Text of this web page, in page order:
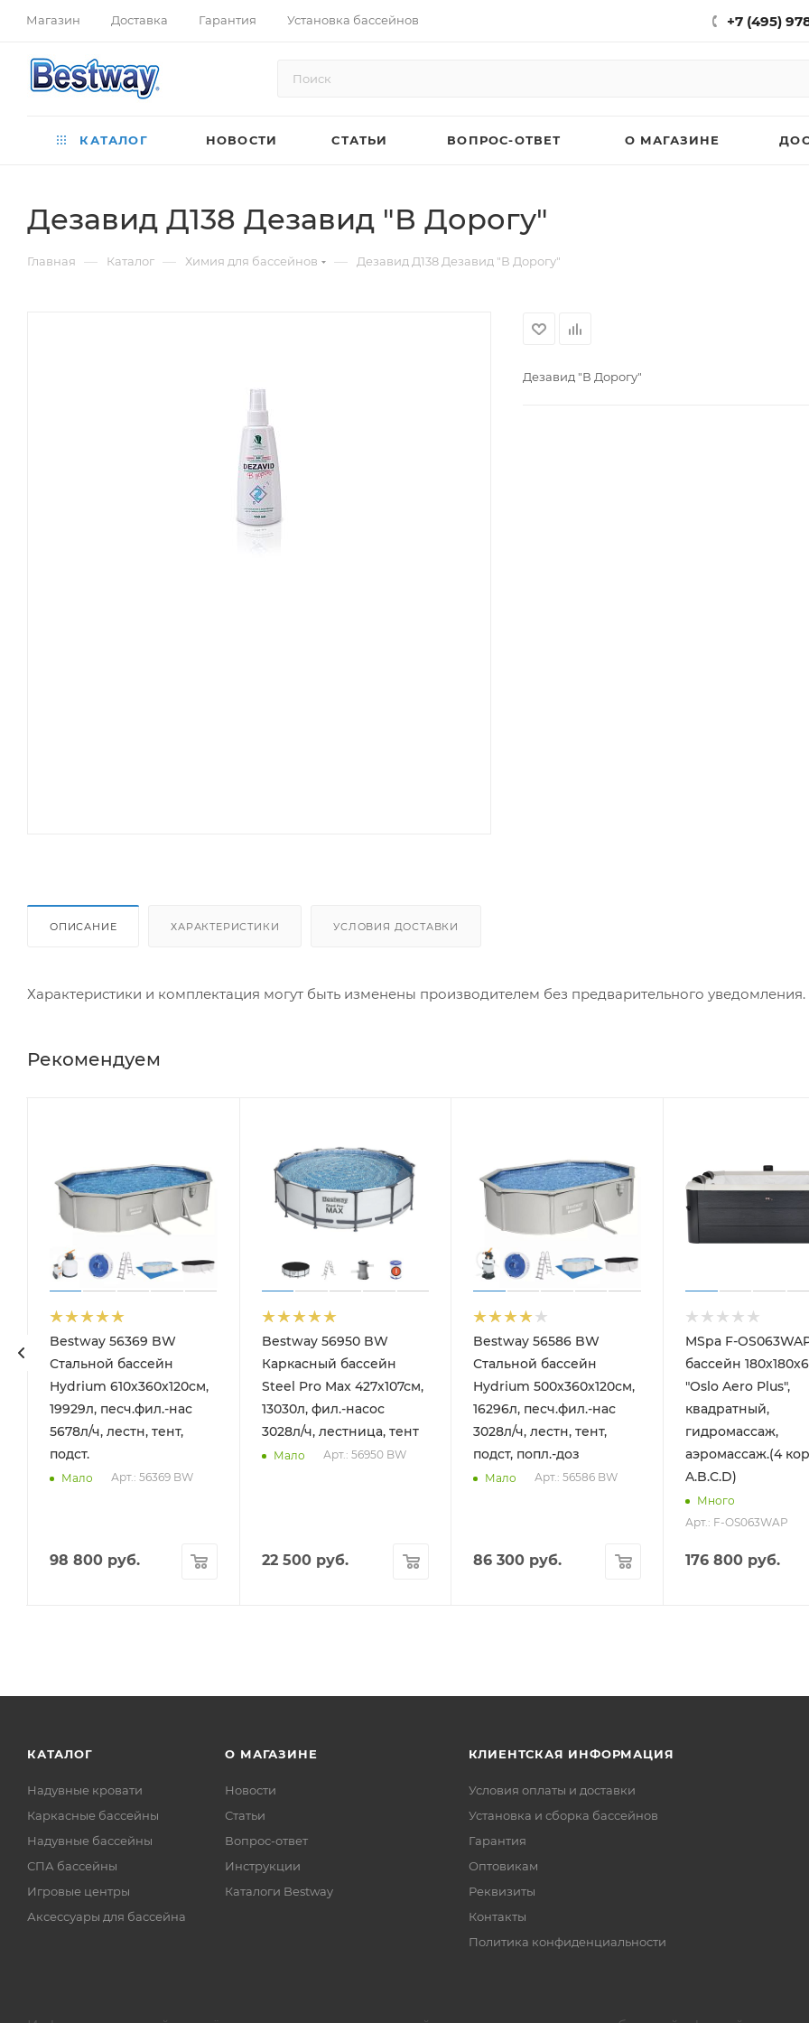
Магазин Доставка Гарантия Установка бассейнов +7 (495)
КАТАЛОГ НОВОСТИ СТАТЬИ ВОПРОС-ОТВЕТ О МАГАЗИНЕ
Дезавид Д138 Дезавид "В Дорогу"
Главная — Каталог — Химия для бассейнов — Дезавид Д138 Дезавид "В Дорогу"
Дезавид "В Дорогу"
ОПИСАНИЕ ХАРАКТЕРИСТИКИ УСЛОВИЯ ДОСТАВКИ
Характеристики и комплектация могут быть изменены производителем без предварительного уведомления.
Рекомендуем
Bestway 56369 BW
Стальной бассейн
Hydrium 610х360х120см,
19929л, песч.фил.-нас
5678л/ч, лестн, тент,
подст.
Мало Арт.: 56369 BW
98 800руб.
Bestway 56950 BW
Каркасный бассейн
Steel Pro Max 427х107см,
13030л, фил.-насос
3028л/ч, лестница, тент
Мало Арт.: 56950 BW
22 500руб.
Bestway 56586 BW
Стальной бассейн
Hydrium 500х360х120см,
16296л, песч.фил.-нас
3028л/ч, лестн, тент,
подст, попл.-доз
Мало Арт.: 56586 BW
86 300 руб.
MSpa F-
бассейн
"Oslo Aero Plus",
квадратный,
гидромассаж,
аэромассаж.(4
A.B.C.D)
Много
Арт.: F-OS063WAP
176 800 руб.
КАТАЛОГ
Надувные кровати
Каркасные бассейны
Надувные бассейны
СПА бассейны
Игровые центры
Аксессуары для бассейна
О МАГАЗИНЕ
Новости
Статьи
Вопрос-ответ
Инструкции
Каталоги Bestway
КЛИЕНТСКАЯ ИНФОРМАЦИЯ
Условия оплаты и доставки
Установка и сборка бассейнов
Гарантия
Оптовикам
Реквизиты
Контакты
Политика конфиденциальности